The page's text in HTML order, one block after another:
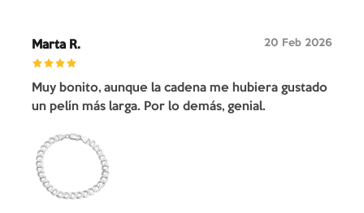
Marta R. 20 Feb 2026
Muy bonito, aunque la cadena me hubiera gustado
un pelín más larga. Por lo demás, genial.